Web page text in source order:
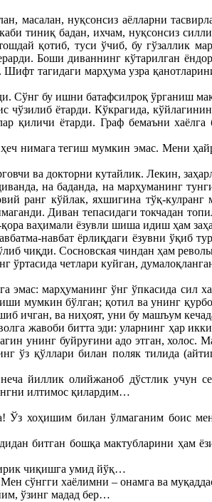
масалан, нуқсонсиз аёлларни
тиниқ бадан, ихчам, нуқсонсиз
қотиб, туси ўчиб, бу гўзаллик
Боши диваннинг кўтарилган
тагидаги марҳума узра
Сўнг бу ишни батафсилроқ ўрганиш
чўзилиб ётарди. Кўкрагида,
қиличи ётарди. Граф бемаъни
нимага тегиш мумкин эмас. Мени
ва докторни кутайлик. Лекин,
на баданда, на марҳуманинг
ранг кўйлак, яхшигина тўқ-
Диван тепасидаги токчадан
ваҳимали ёзувли шиша идиш ҳам
навбат ёрлиқдаги ёзувни ўқиб
чиқди. Сосновская чиндан ҳам
четлари куйган,
марҳуманинг ўнг ўпкасида сил
мумкин бўлган; қотил ва унинг
ичган, ва ниҳоят, уни бу машъум
жавоби битта эди: уларнинг ҳар
унинг буйруғини адо этган, холос.
ўз қўллари билан поляк тилида
йиллик олийжаноб дўстлик учун
илтимос қилардим…
Ўз хоҳишим билан ўлмаганим боис
битган бошқа мактубларини ҳам
чиқишга умид йўқ…
сўнгги хаёлимни – онамга ва
ўзинг мадад бер…